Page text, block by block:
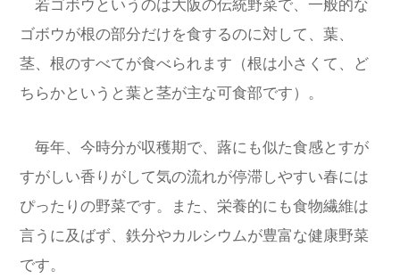
若ゴボウというのは大阪の伝統野菜で、一般的な
ゴボウが根の部分だけを食するのに対して、葉、
茎、根のすべてが食べられます（根は小さくて、ど
ちらかというと葉と茎が主な可食部です）。
毎年、今時分が収穫期で、蕗にも似た食感とすが
すがしい香りがして気の流れが停滞しやすい春には
ぴったりの野菜です。また、 栄養的にも食物繊維は
言うに及ばず、鉄分やカルシウムが豊富な健康野菜
です。